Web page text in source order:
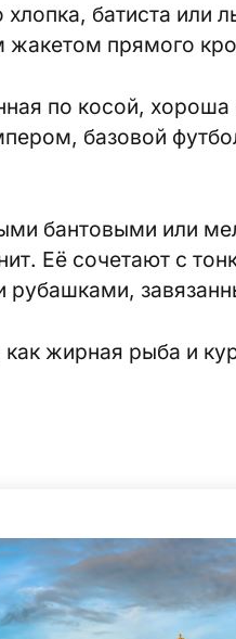
батиста или
прямого
по косой,
базовой
бантовыми или
Её сочетают с
рубашками,
как жирная рыба и